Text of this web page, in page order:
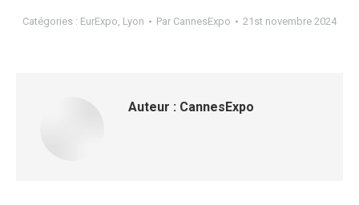
Catégories : EurExpo, Lyon Par CannesExpo 21st novembre 2024
Auteur : CannesExpo